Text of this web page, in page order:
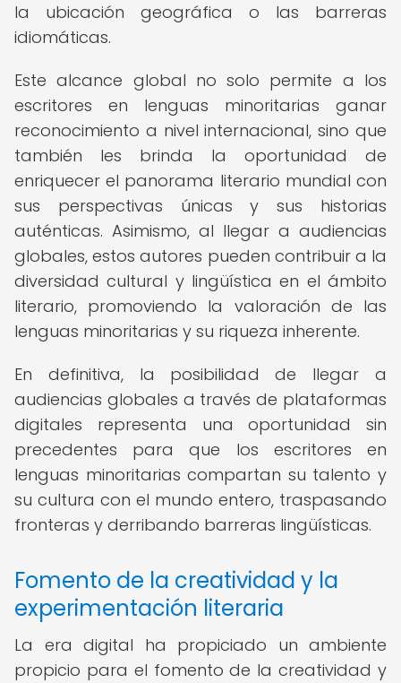
la ubicación geográfica o las barreras
idiomáticas.
Este alcance global no solo permite a los
escritores en lenguas minoritarias ganar
reconocimiento a nivel internacional, sino que
también les brinda la oportunidad de
enriquecer el panorama literario mundial con
sus perspectivas únicas y sus historias
auténticas. Asimismo, al llegar a audiencias
globales, estos autores pueden contribuir a la
diversidad cultural y lingüística en el ámbito
literario, promoviendo la valoración de las
lenguas minoritarias y su riqueza inherente.
En definitiva, la posibilidad de llegar a
audiencias globales a través de plataformas
digitales representa una oportunidad sin
precedentes para que los escritores en
lenguas minoritarias compartan su talento y
su cultura con el mundo entero, traspasando
fronteras y derribando barreras lingüísticas.
Fomento de la creatividad y la
experimentación literaria
La era digital ha propiciado un ambiente
propicio para el fomento de la creatividad y